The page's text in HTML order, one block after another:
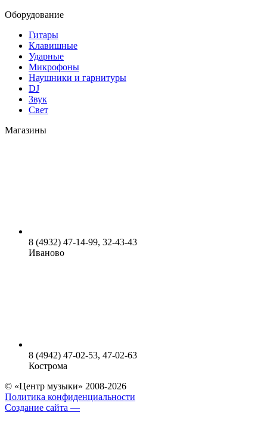
Оборудование
Гитары
Клавишные
Ударные
Микрофоны
Наушники и гарнитуры
DJ
Звук
Свет
Магазины
8 (4932) 47-14-99, 32-43-43
Иваново
8 (4942) 47-02-53, 47-02-63
Кострома
© «Центр музыки» 2008-2026
Политика конфиденциальности
Создание сайта —